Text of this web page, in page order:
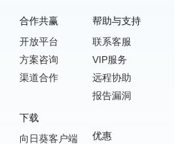
合作共赢
开放平台
方案咨询
渠道合作
下载
向日葵客户端
帮助与支持
联系客服
VIP服务
远程协助
报告漏洞
优惠